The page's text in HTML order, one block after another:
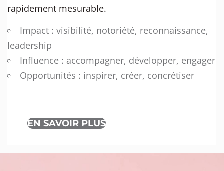
rapidement mesurable.
Impact : visibilité, notoriété, reconnaissance,
leadership
Influence : accompagner, développer, engager
Opportunités : inspirer, créer, concrétiser
EN SAVOIR PLUS